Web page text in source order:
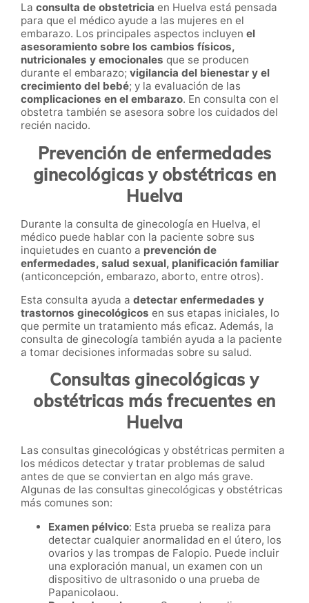
La consulta de obstetricia en Huelva está pensada
para que el médico ayude a las mujeres en el
embarazo. Los principales aspectos incluyen el
asesoramiento sobre los cambios físicos,
nutricionales y emocionales que se producen
durante el embarazo; vigilancia del bienestar y el
crecimiento del bebé; y la evaluación de las
complicaciones en el embarazo. En consulta con el
obstetra también se asesora sobre los cuidados del
recién nacido.
Prevención de enfermedades
ginecológicas y obstétricas en
Huelva
Durante la consulta de ginecología en Huelva, el
médico puede hablar con la paciente sobre sus
inquietudes en cuanto a prevención de
enfermedades, salud sexual, planificación familiar
(anticoncepción, embarazo, aborto, entre otros).
Esta consulta ayuda a detectar enfermedades y
trastornos ginecológicos en sus etapas iniciales, lo
que permite un tratamiento más eficaz. Además, la
consulta de ginecología también ayuda a la paciente
a tomar decisiones informadas sobre su salud.
Consultas ginecológicas y
obstétricas más frecuentes en
Huelva
Las consultas ginecológicas y obstétricas permiten a
los médicos detectar y tratar problemas de salud
antes de que se conviertan en algo más grave.
Algunas de las consultas ginecológicas y obstétricas
más comunes son:
Examen pélvico: Esta prueba se realiza para
detectar cualquier anormalidad en el útero, los
ovarios y las trompas de Falopio. Puede incluir
una exploración manual, un examen con un
dispositivo de ultrasonido o una prueba de
Papanicolaou.